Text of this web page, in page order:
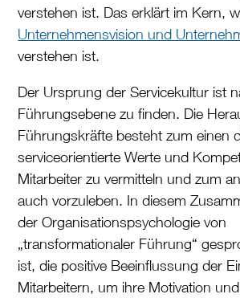
verstehen ist. Das erklärt im Kern,
Unternehmensvision und
verstehen ist.
Der Ursprung der Servicekultur ist
Führungsebene zu finden. Die
Führungskräfte besteht zum einen
serviceorientierte Werte und
Mitarbeiter zu vermitteln und zum
auch vorzuleben. In diesem
der Organisationspsychologie von
„transformationaler Führung“
ist, die positive Beeinflussung der
Mitarbeitern, um ihre Motivation